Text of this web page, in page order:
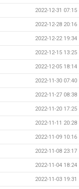
2022-12-31 07:15
2022-12-28 20:16
2022-12-22 19:34
2022-12-15 13:25
2022-12-05 18:14
2022-11-30 07:40
2022-11-27 08:38
2022-11-20 17:25
2022-11-11 20:28
2022-11-09 10:16
2022-11-08 23:17
2022-11-04 18:24
2022-11-03 19:31